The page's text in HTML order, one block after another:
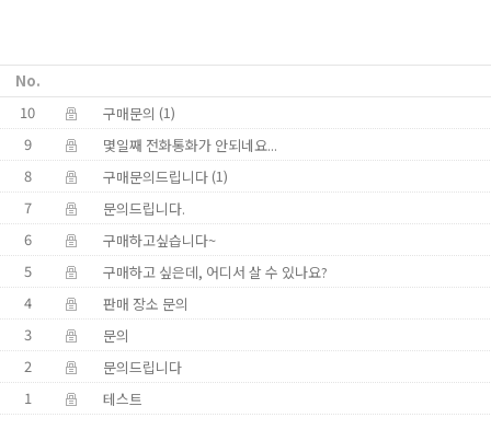
No.
10
구매문의 (1)
9
몇일째 전화통화가 안되네요...
8
구매문의드립니다 (1)
7
문의드립니다.
6
구매하고싶습니다~
5
구매하고 싶은데, 어디서 살 수 있나요?
4
판매 장소 문의
3
문의
2
문의드립니다
1
테스트